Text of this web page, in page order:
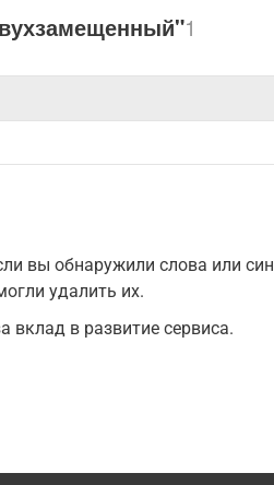
1
вы обнаружили слова или
удалить их.
в развитие сервиса.